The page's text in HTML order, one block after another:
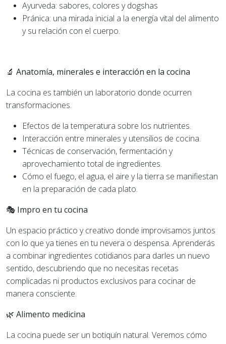
Ayurveda: sabores, colores y dogshas
Pránica: una mirada inicial a la energía vital del alimento
y su relación con el cuerpo.
🔬 Anatomía, minerales e interacción en la cocina
La cocina es también un laboratorio donde ocurren
transformaciones.
Efectos de la temperatura sobre los nutrientes.
Interacción entre minerales y utensilios de cocina.
Técnicas de conservación, fermentación y
aprovechamiento total de ingredientes.
Cómo el fuego, el agua, el aire y la tierra se manifiestan
en la preparación de cada plato.
🎭 Impro en tu cocina
Un espacio práctico y creativo donde improvisamos juntos
con lo que ya tienes en tu nevera o despensa. Aprenderás
a combinar ingredientes cotidianos para darles un nuevo
sentido, descubriendo que no necesitas recetas
complicadas ni productos exclusivos para cocinar de
manera consciente.
🌿 Alimento medicina
La cocina puede ser un botiquín natural. Veremos cómo